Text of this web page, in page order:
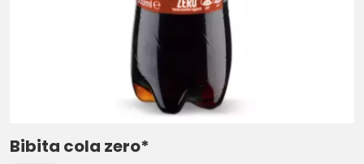
Bibita cola zero*